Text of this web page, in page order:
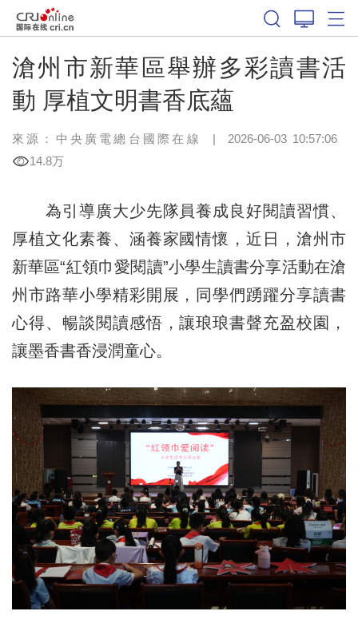
滄州市新華區舉辦多彩讀書活
動 厚植文明書香底蘊
來源：中央廣電總台國際在線 | 2026-06-03 10:57:06
14.8万
為引導廣大少先隊員養成良好閱讀習慣、
厚植文化素養、涵養家國情懷，近日，滄州市
新華區“紅領巾愛閱讀”小學生讀書分享活動在滄
州市路華小學精彩開展，同學們踴躍分享讀書
心得、暢談閱讀感悟，讓琅琅書聲充盈校園，
讓墨香書香浸潤童心。